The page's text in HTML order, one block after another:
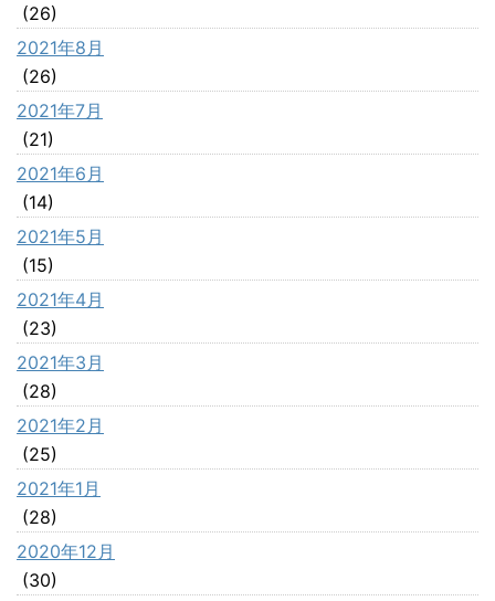
(26)
2021年8月
(26)
2021年7月
(21)
2021年6月
(14)
2021年5月
(15)
2021年4月
(23)
2021年3月
(28)
2021年2月
(25)
2021年1月
(28)
2020年12月
(30)